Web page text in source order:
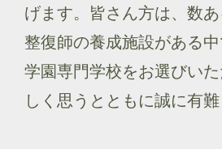
げます。皆さん方は、数
整復師の養成施設がある
学園専門学校をお選びい
しく思うとともに誠に有難